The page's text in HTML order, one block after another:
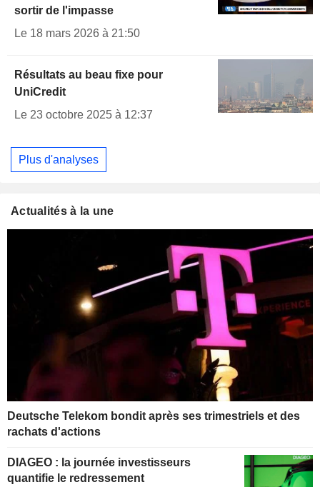
sortir de l'impasse
Le 18 mars 2026 à 21:50
Résultats au beau fixe pour
UniCredit
Le 23 octobre 2025 à 12:37
Plus d'analyses
Actualités à la une
Deutsche Telekom bondit après ses trimestriels et des
rachats d'actions
DIAGEO : la journée investisseurs
quantifie le redressement